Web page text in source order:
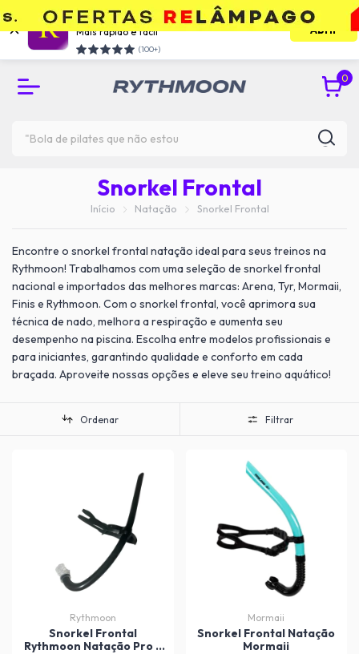
Use o app e economize
Mais rápido e facil
(100+)
Abrir
RETIRE GRÁTIS NA UNIDADE DO TATUAPÉ
0
Snorkel Frontal
Início Natação Snorkel Frontal
Encontre o snorkel frontal natação ideal para seus treinos na
Rythmoon! Trabalhamos com uma seleção de snorkel frontal
nacional e importados das melhores marcas: Arena, Tyr, Mormaii,
Finis e Rythmoon. Com o snorkel frontal, você aprimora sua
técnica de nado, melhora a respiração e aumenta seu
desempenho na piscina. Escolha entre modelos profissionais e
para iniciantes, garantindo qualidade e conforto em cada
braçada. Aproveite nossas opções e eleve seu treino aquático!
Ordenar Filtrar
Rythmoon
Snorkel Frontal
Rythmoon Natação Pro -
Mormaii
Snorkel Frontal Natação
Mormaii